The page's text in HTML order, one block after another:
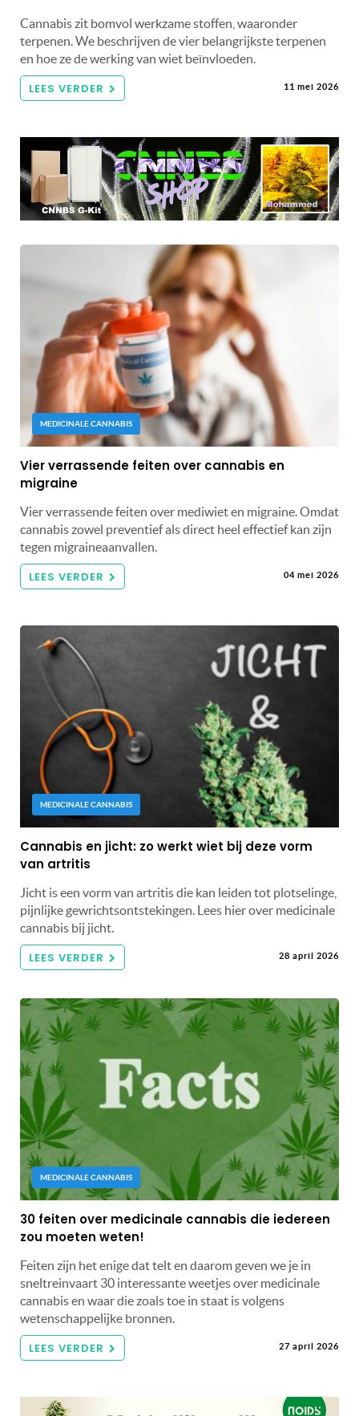
Cannabis zit bomvol werkzame stoffen, waaronder
terpenen. We beschrijven de vier belangrijkste terpenen
en hoe ze de werking van wiet beïnvloeden.
LEES VERDER 11 mei 2026
MEDICINALE CANNABIS
Vier verrassende feiten over cannabis en
migraine
Vier verrassende feiten over mediwiet en migraine. Omdat
cannabis zowel preventief als direct heel effectief kan zijn
tegen migraineaanvallen.
LEES VERDER 04 mei 2026
MEDICINALE CANNABIS
Cannabis en jicht: zo werkt wiet bij deze vorm
van artritis
Jicht is een vorm van artritis die kan leiden tot plotselinge,
pijnlijke gewrichtsontstekingen. Lees hier over medicinale
cannabis bij jicht.
LEES VERDER 28 april 2026
MEDICINALE CANNABIS
30 feiten over medicinale cannabis die iedereen
zou moeten weten!
Feiten zijn het enige dat telt en daarom geven we je in
sneltreinvaart 30 interessante weetjes over medicinale
cannabis en waar die zoals toe in staat is volgens
wetenschappelijke bronnen.
LEES VERDER 27 april 2026